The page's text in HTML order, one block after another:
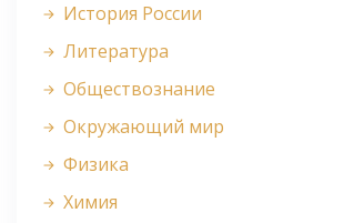
История России
Литература
Обществознание
Окружающий мир
Физика
Химия